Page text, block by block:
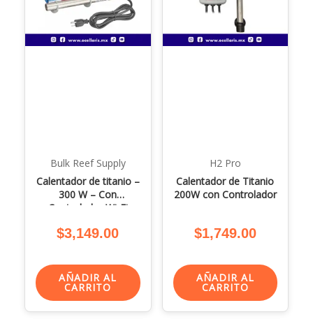
Bulk Reef Supply
Calentador de titanio –
300 W – Con
Controlador Wi-Fi
$3,149.00
AÑADIR AL
CARRITO
H2 Pro
Calentador de Titanio
200W con Controlador
$1,749.00
AÑADIR AL
CARRITO